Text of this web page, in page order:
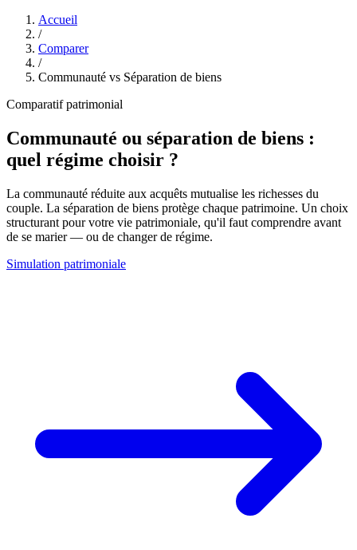
Accueil
/
Comparer
/
Communauté vs Séparation de biens
Comparatif patrimonial
Communauté ou séparation de biens :
quel régime choisir ?
La communauté réduite aux acquêts mutualise les richesses du
couple. La séparation de biens protège chaque patrimoine. Un choix
structurant pour votre vie patrimoniale, qu'il faut comprendre avant
de se marier — ou de changer de régime.
Simulation patrimoniale